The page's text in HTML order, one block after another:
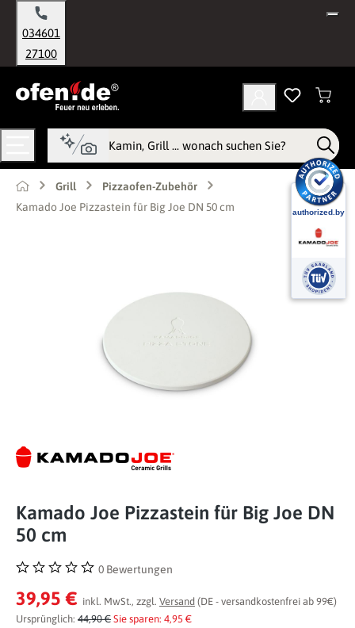
springen
034601
27100
Grill
Pizzaofen-Zubehör
Kamado Joe Pizzastein für Big Joe DN 50 cm
Kamado Joe Pizzastein für Big Joe DN
50 cm
Durchschnittliche Bewertung von 0 von 5 Sternen
0 Bewertungen
39,95 € inkl. MwSt., zzgl. Versand (DE - versandkostenfrei ab 99€)
Ursprünglich: 44,90 € Sie sparen: 4,95 €